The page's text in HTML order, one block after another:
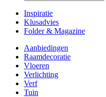
Inspiratie
Klusadvies
Folder & Magazine
Aanbiedingen
Raamdecoratie
Vloeren
Verlichting
Verf
Tuin